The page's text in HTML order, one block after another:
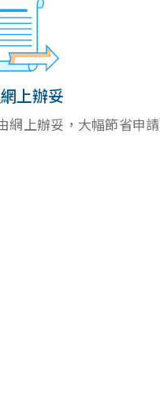
上辦妥
網上辦妥，大幅節省申請